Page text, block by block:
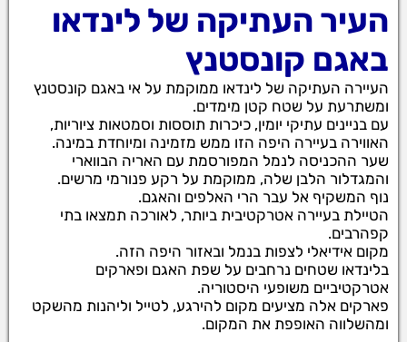
העיר העתיקה של לינדאו
באגם קונסטנץ
העיירה העתיקה של לינדאו ממוקמת על אי באגם קונסטנץ
ומשתרעת על שטח קטן מימדים.
עם בניינים עתיקי יומין, כיכרות תוססות וסמטאות ציוריות,
האווירה בעיירה היפה הזו ממש מזמינה ומיוחדת במינה.
שער ההכניסה לנמל המפורסמת עם האריה הבווארי
והמגדלור הלבן שלה, ממוקמת על רקע פנורמי מרשים.
נוף המשקיף אל עבר הרי האלפים והאגם.
הטיילת בעיירה אטרקטיבית ביותר, לאורכה תמצאו בתי
קפהרבים.
מקום אידיאלי לצפות בנמל ובאזור היפה הזה.
בלינדאו שטחים נרחבים על שפת האגם ופארקים
אטרקטיביים משופעי היסטוריה.
פארקים אלה מציעים מקום להירגע, לטייל וליהנות מהשקט
ומהשלווה האופפת את המקום.